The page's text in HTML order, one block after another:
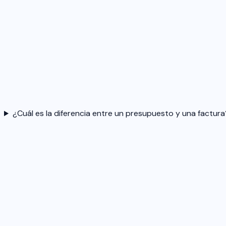
¿Cuál es la diferencia entre un presupuesto y una